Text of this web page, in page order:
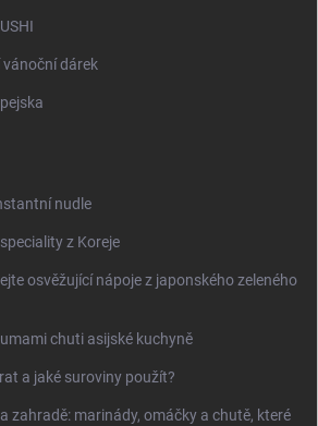
dárek
nudle
z Koreje
osvěžující nápoje z japonského zeleného
chuti asijské kuchyně
a jaké suroviny použít?
zahradě: marinády, omáčky a chutě, které